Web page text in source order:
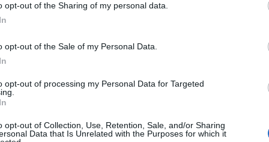
opt-out of the Sharing of my personal data.
opt-out of the Sale of my Personal Data.
opt-out of processing my Personal Data for Targeted
opt-out of Collection, Use, Retention, Sale, and/or Sharing
Data that Is Unrelated with the Purposes for which it
és hallani őt nemcsak a német nagyvárosok, de Párizs és
magazin a világ hat legnagyobb fotográfusáról írt, róla is
világ előkelőségei. A nevét azonban nem nagyon
tartott előadást. Az eseményt egyszer meg nem
előadást, melyről Az Est október 22. számában így
óta működik ott és egyik vezető tagja a Gropius vezérsége